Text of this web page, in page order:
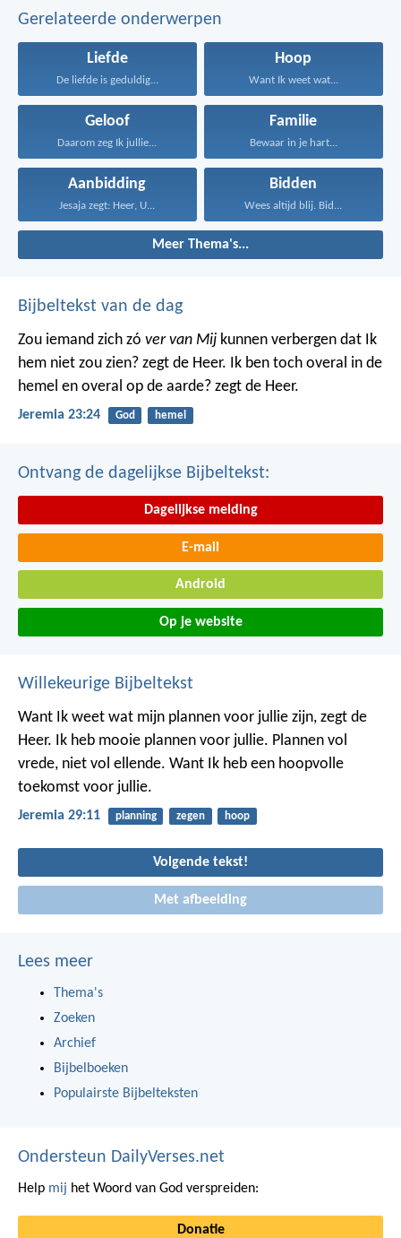
Gerelateerde onderwerpen
Liefde
De liefde is geduldig...
Hoop
Want Ik weet wat...
Geloof
Daarom zeg Ik jullie...
Familie
Bewaar in je hart...
Aanbidding
Jesaja zegt: Heer, U...
Bidden
Wees altijd blij. Bid...
Meer Thema's...
Bijbeltekst van de dag
Zou iemand zich zó ver van Mij kunnen verbergen dat Ik
hem niet zou zien? zegt de Heer. Ik ben toch overal in de
hemel en overal op de aarde? zegt de Heer.
Jeremia 23:24 God hemel
Ontvang de dagelijkse Bijbeltekst:
Dagelijkse melding
E-mail
Android
Op je website
Willekeurige Bijbeltekst
Want Ik weet wat mijn plannen voor jullie zijn, zegt de
Heer. Ik heb mooie plannen voor jullie. Plannen vol
vrede, niet vol ellende. Want Ik heb een hoopvolle
toekomst voor jullie.
Jeremia 29:11 planning zegen hoop
Volgende tekst!
Met afbeelding
Lees meer
Thema's
Zoeken
Archief
Bijbelboeken
Populairste Bijbelteksten
Ondersteun DailyVerses.net
Help mij het Woord van God verspreiden:
Donatie